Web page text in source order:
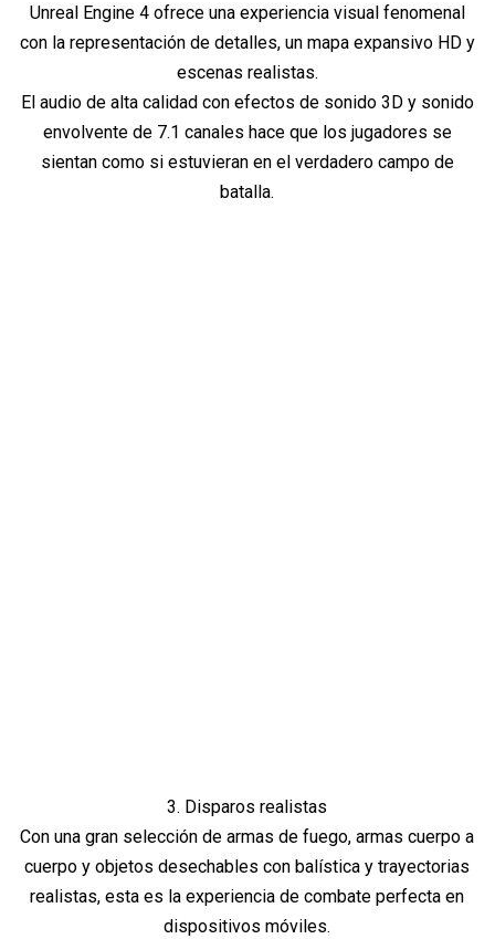
Unreal Engine 4 ofrece una experiencia visual fenomenal
con la representación de detalles, un mapa expansivo HD y
escenas realistas.
El audio de alta calidad con efectos de sonido 3D y sonido
envolvente de 7.1 canales hace que los jugadores se
sientan como si estuvieran en el verdadero campo de
batalla.
3. Disparos realistas
Con una gran selección de armas de fuego, armas cuerpo a
cuerpo y objetos desechables con balística y trayectorias
realistas, esta es la experiencia de combate perfecta en
dispositivos móviles.